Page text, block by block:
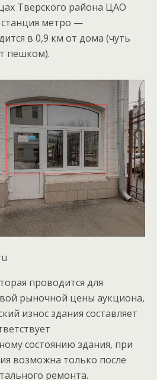
Тверского района ЦАО
метро —
в 0,9 км от дома (чуть
пешком).
проводится для
рыночной цены аукциона,
износ здания составляет
состоянию здания, при
возможна только после
ремонта.